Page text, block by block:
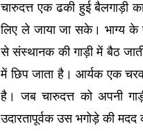
चारुदत्त एक ढकी हुई बैलगाड़ी
लिए ले जाया जा सके। भाग्य
से संस्थानक की गाड़ी में बैठ
में छिप जाता है। आर्यक एक
है। जब चारुदत्त को अपनी
उदारतापूर्वक उस भगोड़े की